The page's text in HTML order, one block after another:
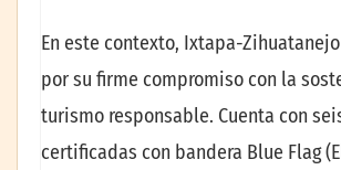
En este contexto, Ixtapa-
por su firme compromiso con la
turismo responsable. Cuenta con
certificadas con bandera Blue Flag